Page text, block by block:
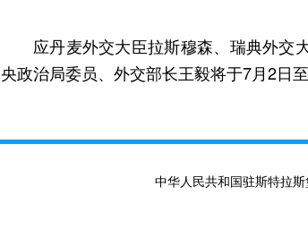
应丹麦外交大臣拉斯穆森、瑞典外交
央政治局委员、外交部长王毅将于7月2日
中华人民共和国驻斯特拉